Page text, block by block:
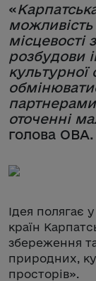
«
можливість
місцевості
розбудови
оточенні
голова ОВА.
Ідея полягає
країн
збереження
природних,
просторів».